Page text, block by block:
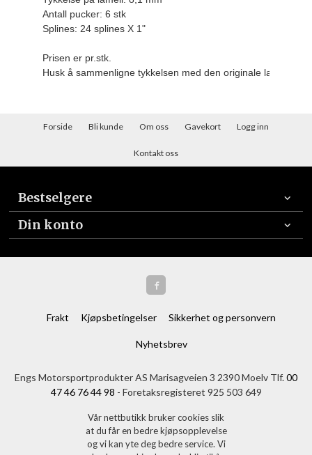
Antall pucker: 6 stk
Splines: 24 splines X 1"
Prisen er pr.stk.
Husk å sammenligne tykkelsen med den originale lamellen
Forside Bli kunde Om oss Gavekort Logg inn
Kontakt oss
Bestselgere
Din konto
Frakt Kjøpsbetingelser Sikkerhet og personvern
Nyhetsbrev
Engs Motorsportprodukter AS Marisagveien 3 2390 Moelv Tlf.00
47 46 76 44 98 - Foretaksregisteret 925 503 649
Vår nettbutikk bruker cookies slik
at du får en bedre kjøpsopplevelse
og vi kan yte deg bedre service. Vi